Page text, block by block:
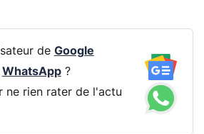
de Google
WhatsApp?
ne rien rater de l'actu